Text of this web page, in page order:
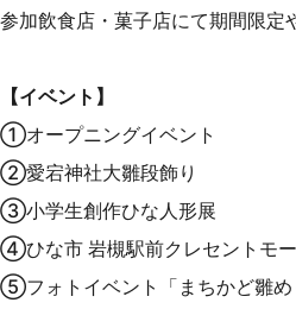
参加飲食店・菓子店にて期間限定
【イベント】
①オープニングイベント
②愛宕神社大雛段飾り
③小学生創作ひな人形展
④ひな市 岩槻駅前クレセントモ
⑤フォトイベント「まちかど雛め